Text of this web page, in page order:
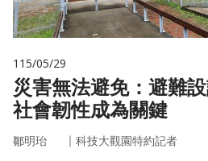
115/05/29
災害無法避免：避難
社會韌性成為關鍵
鄒明珆 ｜ 科技大觀園特約記者